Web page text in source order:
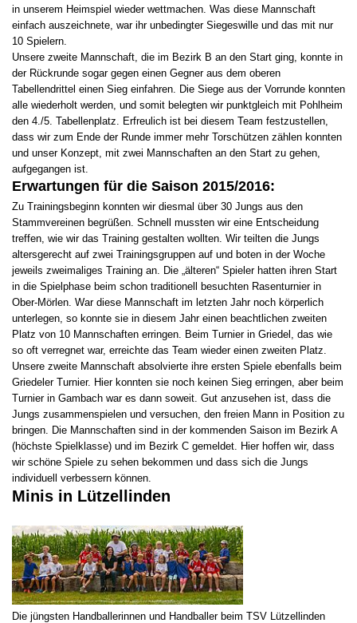
in unserem Heimspiel wieder wettmachen. Was diese Mannschaft
einfach auszeichnete, war ihr unbedingter Siegeswille und das mit nur
10 Spielern.
Unsere zweite Mannschaft, die im Bezirk B an den Start ging, konnte in
der Rückrunde sogar gegen einen Gegner aus dem oberen
Tabellendrittel einen Sieg einfahren. Die Siege aus der Vorrunde konnten
alle wiederholt werden, und somit belegten wir punktgleich mit Pohlheim
den 4./5. Tabellenplatz. Erfreulich ist bei diesem Team festzustellen,
dass wir zum Ende der Runde immer mehr Torschützen zählen konnten
und unser Konzept, mit zwei Mannschaften an den Start zu gehen,
aufgegangen ist.
Erwartungen für die Saison 2015/2016:
Zu Trainingsbeginn konnten wir diesmal über 30 Jungs aus den
Stammvereinen begrüßen. Schnell mussten wir eine Entscheidung
treffen, wie wir das Training gestalten wollten. Wir teilten die Jungs
altersgerecht auf zwei Trainingsgruppen auf und boten in der Woche
jeweils zweimaliges Training an. Die „älteren“ Spieler hatten ihren Start
in die Spielphase beim schon traditionell besuchten Rasenturnier in
Ober-Mörlen. War diese Mannschaft im letzten Jahr noch körperlich
unterlegen, so konnte sie in diesem Jahr einen beachtlichen zweiten
Platz von 10 Mannschaften erringen. Beim Turnier in Griedel, das wie
so oft verregnet war, erreichte das Team wieder einen zweiten Platz.
Unsere zweite Mannschaft absolvierte ihre ersten Spiele ebenfalls beim
Griedeler Turnier. Hier konnten sie noch keinen Sieg erringen, aber beim
Turnier in Gambach war es dann soweit. Gut anzusehen ist, dass die
Jungs zusammenspielen und versuchen, den freien Mann in Position zu
bringen. Die Mannschaften sind in der kommenden Saison im Bezirk A
(höchste Spielklasse) und im Bezirk C gemeldet. Hier hoffen wir, dass
wir schöne Spiele zu sehen bekommen und dass sich die Jungs
individuell verbessern können.
Minis in Lützellinden
Die jüngsten Handballerinnen und Handballer beim TSV Lützellinden